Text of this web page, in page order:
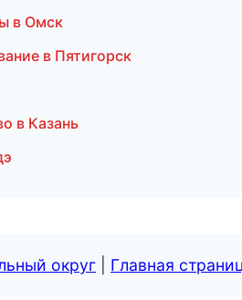
в Омск
в Пятигорск
в Казань
округ Главная